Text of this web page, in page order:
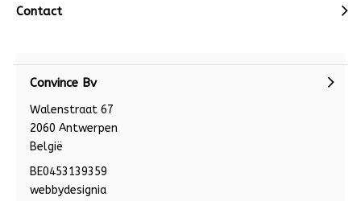
Contact
Convince Bv
Walenstraat 67
2060 Antwerpen
België
BE0453139359
webbydesignia